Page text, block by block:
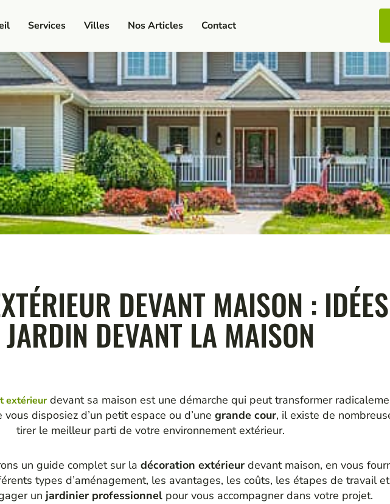
Services Villes Nos Articles Contact
DEVANT MAISON :
DEVANT LA MAISON
extérieurdevant sa maison est une démarche qui peut transformer
disposiez d’un petit espace ou d’une grande cour, il existe de
tirer le meilleur parti de votre environnement extérieur.
un guide complet sur la décoration extérieur devant maison, en vous
types d’aménagement, les avantages, les coûts, les étapes de travail
un jardinier professionnel pour vous accompagner dans votre projet.